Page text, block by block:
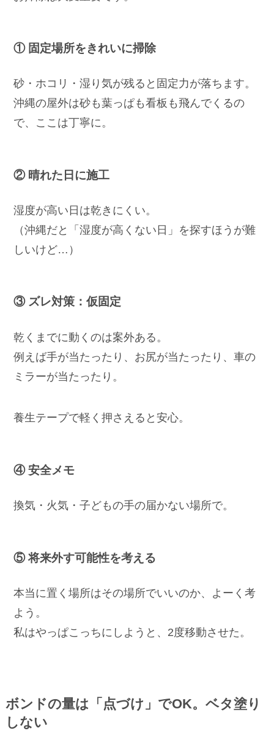
① 固定場所をきれいに掃除
砂・ホコリ・湿り気が残ると固定力が落ちます。
沖縄の屋外は砂も葉っぱも看板も飛んでくるの
で、ここは丁寧に。
② 晴れた日に施工
湿度が高い日は乾きにくい。
（沖縄だと「湿度が高くない日」を探すほうが難
しいけど…）
③ ズレ対策：仮固定
乾くまでに動くのは案外ある。
例えば手が当たったり、お尻が当たったり、車の
ミラーが当たったり。
養生テープで軽く押さえると安心。
④ 安全メモ
換気・火気・子どもの手の届かない場所で。
⑤ 将来外す可能性を考える
本当に置く場所はその場所でいいのか、よーく考
よう。
私はやっぱこっちにしようと、2度移動させた。
ボンドの量は「点づけ」でOK。ベタ塗り
しない